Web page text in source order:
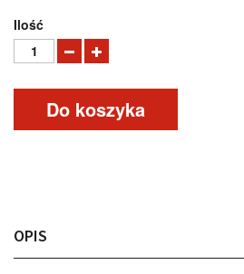
Ilość
Do koszyka
OPIS